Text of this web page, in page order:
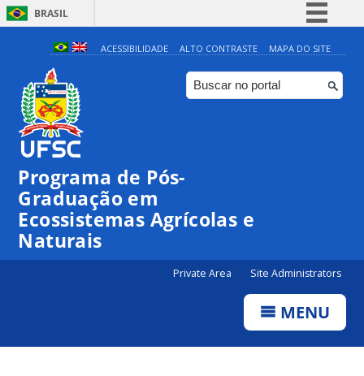
BRASIL
Simplifique!
Comunica BR
Participe
ACESSIBILIDADE ALTO CONTRASTE MAPA DO SITE
Programa de Pós-
Graduação em
Ecossistemas Agrícolas e
Naturais
Private Area Site Administrators
MENU